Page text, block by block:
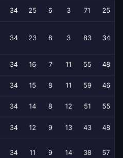
34 25 6 3 71 25
34 23 8 3 83 34
34 16 7 11 55 48
34 15 8 11 59 46
34 14 8 12 51 55
34 12 9 13 43 48
34 11 9 14 38 57